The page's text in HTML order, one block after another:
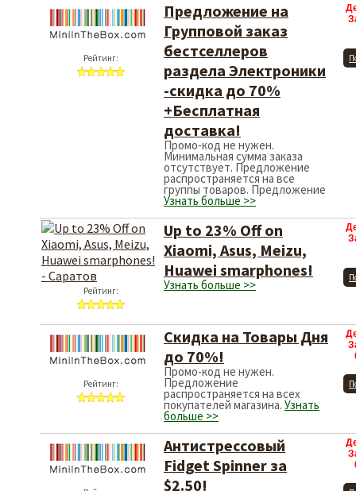
Рейтинг:
Предложение на
Групповой заказ
бестселлеров
раздела Электроники
-скидка до 70%
+Бесплатная
доставка!
Промо-код не нужен.
Минимальная сумма заказа
отсутствует. Предложение
распространяется на все
группы товаров. Предложение
Узнать больше >>
Рейтинг:
Up to 23% Off on
Xiaomi, Asus, Meizu,
Huawei smarphones!
Узнать больше >>
Рейтинг:
Скидка на Товары Дня
до 70%!
Промо-код не нужен.
Предложение
распространяется на всех
покупателей магазина. Узнать
больше >>
Антистрессовый
Fidget Spinner за
$2.50!